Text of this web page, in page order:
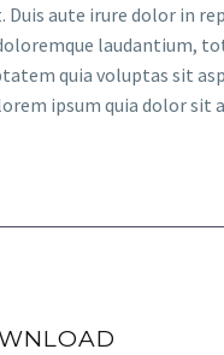
aute irure dolor in
laudantium,
quia voluptas sit
ipsum quia dolor